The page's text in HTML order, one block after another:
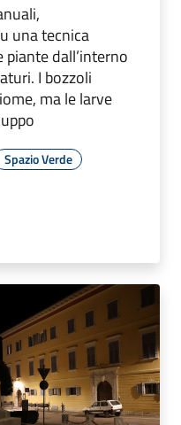
una tecnica
dall’interno
I bozzoli
ma le larve
Spazio Verde